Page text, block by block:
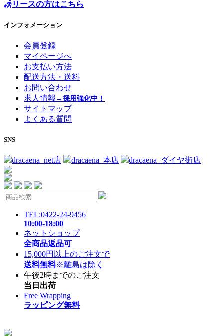
リースの方はこちら
インフォメーション
会員登録
マイページへ
お支払い方法
配送方法・送料
お問い合わせ
求人情報 →採用強化中！
サイトマップ
よくある質問
SNS
dracaena_net店 dracaena_本店 dracaena_ダイヤ街店
TEL:0422-24-9456
10:00-18:00
ネットショップ
全商品返品可
15,000円以上のご注文で
送料無料※離島は除く
午後2時までのご注文
当日出荷
Free Wrapping
ラッピング無料